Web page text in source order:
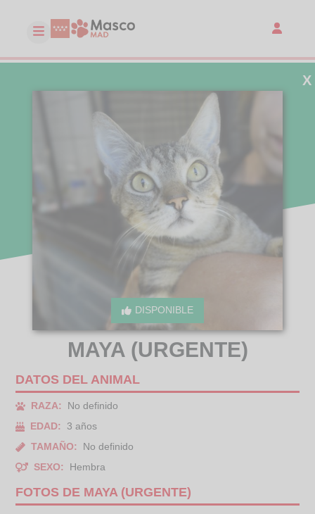
DISPONIBLE
X
MAYA (URGENTE)
DATOS DEL ANIMAL
RAZA:
No definido
EDAD:
3 años
TAMAÑO:
No definido
SEXO:
Hembra
FOTOS DE MAYA (URGENTE)